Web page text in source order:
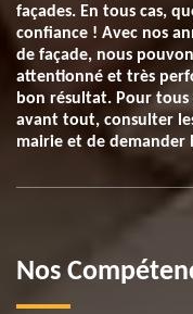
façades. En tous cas,
confiance ! Avec nos
de façade, nous
attentionné et très
bon résultat. Pour
avant tout, consulter
mairie et de demander
Nos